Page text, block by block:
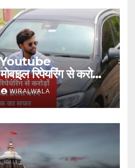
रिपेयरिंग से करोड़ों
तक का सफर
WIRALWALA